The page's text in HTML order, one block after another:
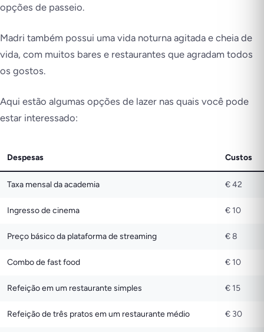
opções de passeio.
Madri também possui uma vida noturna agitada e cheia de
vida, com muitos bares e restaurantes que agradam todos
os gostos.
Aqui estão algumas opções de lazer nas quais você pode
estar interessado:
Despesas Custos
Taxa mensal da academia € 42
Ingresso de cinema € 10
Preço básico da plataforma de streaming € 8
Combo de fast food € 10
Refeição em um restaurante simples € 15
Refeição de três pratos em um restaurante médio € 30